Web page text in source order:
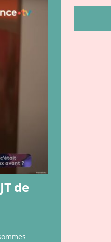
ET JOUETS
Antenne 2 !!
de